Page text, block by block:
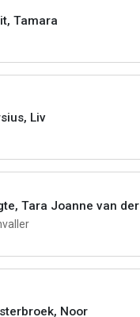
Tamara
Liv
Tara Joanne van der
Noor